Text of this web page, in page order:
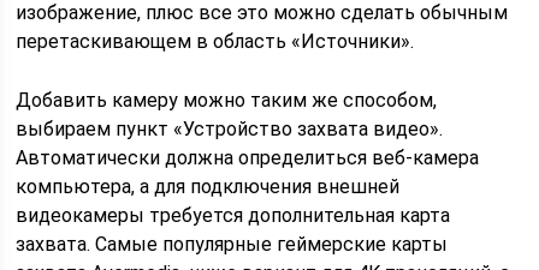
изображение, плюс все это можно сделать обычным
перетаскивающем в область «Источники».
Добавить камеру можно таким же способом,
выбираем пункт «Устройство захвата видео».
Автоматически должна определиться веб-камера
компьютера, а для подключения внешней
видеокамеры требуется дополнительная карта
захвата. Самые популярные геймерские карты